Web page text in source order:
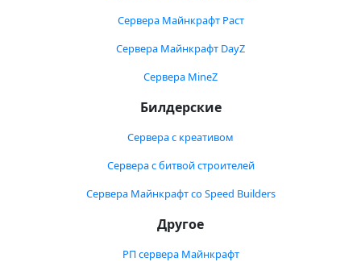
Сервера Майнкрафт Раст
Сервера Майнкрафт DayZ
Сервера MineZ
Билдерские
Сервера с креативом
Сервера с битвой строителей
Сервера Майнкрафт со Speed Builders
Другое
РП сервера Майнкрафт